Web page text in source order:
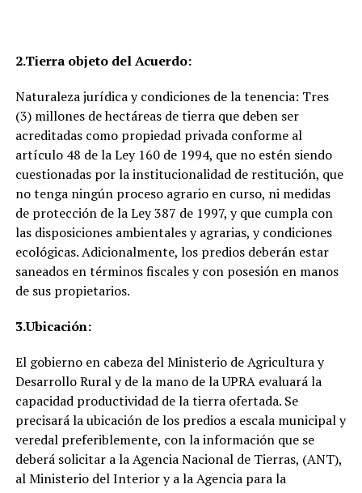
2.Tierra objeto del Acuerdo:
Naturaleza jurídica y condiciones de la tenencia: Tres
(3) millones de hectáreas de tierra que deben ser
acreditadas como propiedad privada conforme al
artículo 48 de la Ley 160 de 1994, que no estén siendo
cuestionadas por la institucionalidad de restitución, que
no tenga ningún proceso agrario en curso, ni medidas
de protección de la Ley 387 de 1997, y que cumpla con
las disposiciones ambientales y agrarias, y condiciones
ecológicas. Adicionalmente, los predios deberán estar
saneados en términos fiscales y con posesión en manos
de sus propietarios.
3.Ubicación:
El gobierno en cabeza del Ministerio de Agricultura y
Desarrollo Rural y de la mano de la UPRA evaluará la
capacidad productividad de la tierra ofertada. Se
precisará la ubicación de los predios a escala municipal y
veredal preferiblemente, con la información que se
deberá solicitar a la Agencia Nacional de Tierras, (ANT),
al Ministerio del Interior y a la Agencia para la